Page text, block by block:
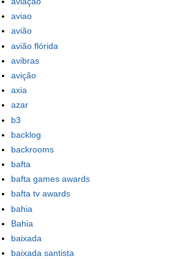
aviao
avião
avião flórida
avibras
avição
axia
azar
b3
backlog
backrooms
bafta
bafta games awards
bafta tv awards
bahia
Bahia
baixada
baixada santista